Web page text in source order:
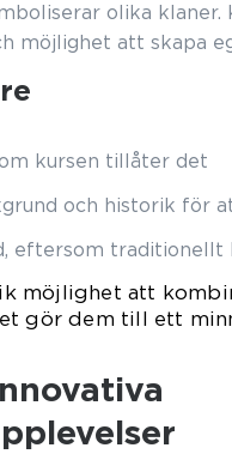
olika klaner.
möjlighet att skapa
kursen tillåter det
och historik för
eftersom
möjlighet att
gör dem till ett